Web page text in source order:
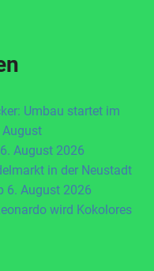
Umbau startet im
August 2026
in der Neustadt
6. August 2026
wird Kokolores